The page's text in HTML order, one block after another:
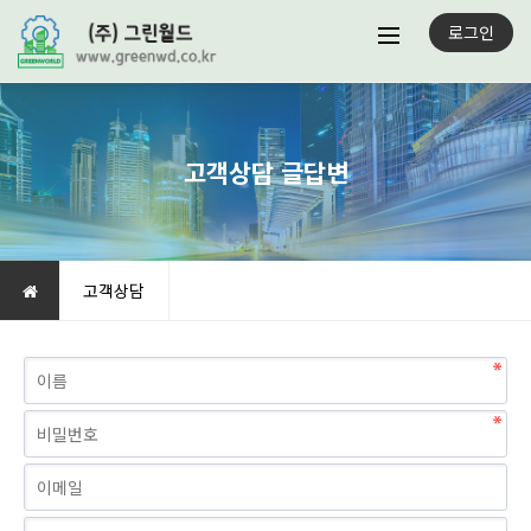
로그인
고객상담 글답변
고객상담